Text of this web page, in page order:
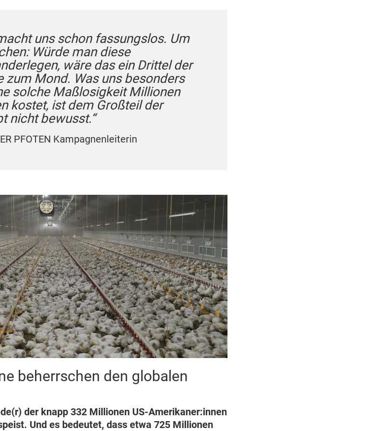
uns schon fassungslos. Um
Würde man diese
wäre das ein Drittel der
zum Mond. Was uns besonders
solche Maßlosigkeit Millionen
kostet, ist dem Großteil der
nicht bewusst.“
PFOTEN Kampagnenleiterin
beherrschen den globalen
der knapp 332 Millionen US-Amerikaner:innen
Und es bedeutet, dass etwa 725 Millionen